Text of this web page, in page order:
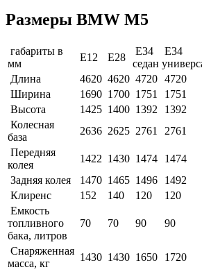
Размеры BMW M5
габариты в
мм
E12 E28
E34
седан
E34
Длина
4620 4620 4720 4720
Ширина
1690 1700 1751 1751
Высота
1425 1400 1392 1392
Колесная
база
2636 2625 2761 2761
Передняя
колея
1422 1430 1474 1474
Задняя колея
1470 1465 1496 1492
Клиренс
152 140 120 120
Емкость
топливного
бака, литров
70 70 90 90
Снаряженная
масса, кг
1430 1430 1650 1720